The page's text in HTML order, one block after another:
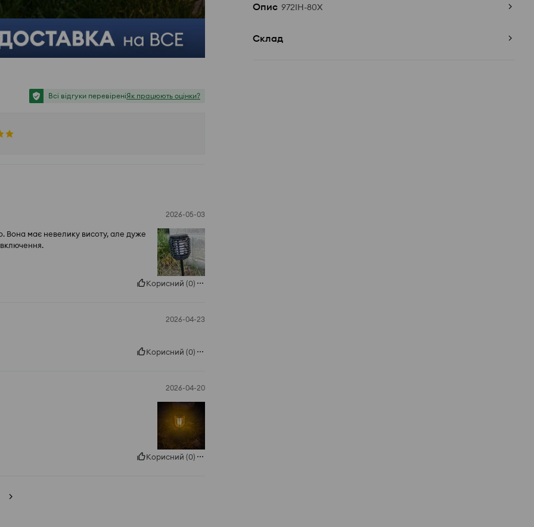
Опис 972IH-80X
Склад
Всі відгуки перевіреніЯк працюють оцінки?
2026-05-03
Вона має невелику висоту, але дуже
Корисний (0)
2026-04-23
Корисний (0)
2026-04-20
Корисний (0)